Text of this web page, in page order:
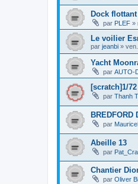
Dock
par PLEF »
Le voilier
par jeanbi »
Yacht
par AUTO-
[scratch]1/
par Thanh
BREDFORD
par
Abeille 13
par
Chantier
par Oliver